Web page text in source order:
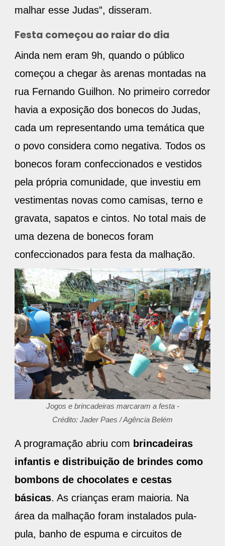
malhar esse Judas”, disseram.
Festa começou ao raiar do dia
Ainda nem eram 9h, quando o público
começou a chegar às arenas montadas na
rua Fernando Guilhon. No primeiro corredor
havia a exposição dos bonecos do Judas,
cada um representando uma temática que
o povo considera como negativa. Todos os
bonecos foram confeccionados e vestidos
pela própria comunidade, que investiu em
vestimentas novas como camisas, terno e
gravata, sapatos e cintos. No total mais de
uma dezena de bonecos foram
confeccionados para festa da malhação.
Jogos e brincadeiras marcaram a festa -
Crédito: Jader Paes / Agência Belém
A programação abriu com brincadeiras
infantis e distribuição de brindes como
bombons de chocolates e cestas
básicas. As crianças eram maioria. Na
área da malhação foram instalados pula-
pula, banho de espuma e circuitos de